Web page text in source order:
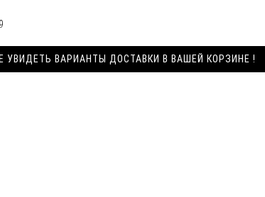
ВАРИАНТЫ ДОСТАВКИ В ВАШЕЙ КОРЗИНЕ !